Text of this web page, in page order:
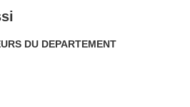
DU DEPARTEMENT